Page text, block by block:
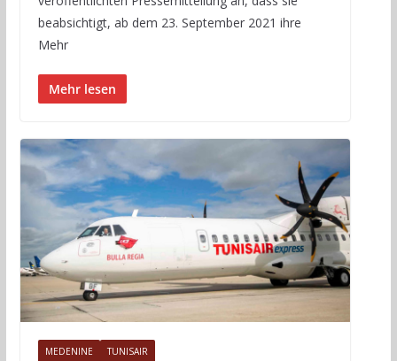
beabsichtigt, ab dem 23. September 2021 ihre
Mehr
Mehr lesen
MEDENINE TUNISAIR